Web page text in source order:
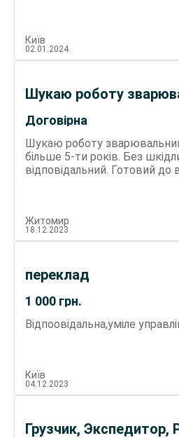
Київ
02.01.2024
Договірна
Шукаю роботу
Шукаю роботу
більше 5-ти років. Без
відповідальний. Готовий до
Житомир
18.12.2023
1 000 грн.
переклад
Відпоовідальна,уміле
Київ
04.12.2023
Грузчик, Экспедитор,